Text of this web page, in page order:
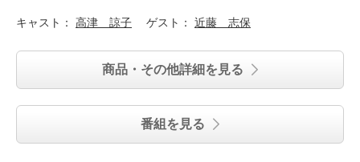
キャスト： 高津 諒子 ゲスト： 近藤 志保
商品・その他詳細を見る
番組を見る